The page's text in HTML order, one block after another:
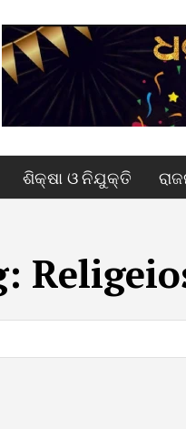
ଶିକ୍ଷା ଓ ନିଯୁକ୍ତି